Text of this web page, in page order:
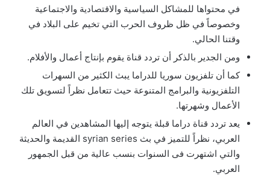
في محتواها للمشاكل السياسية والاقتصادية والاجتماعية
وخصوصاً في ظل ظروف الحرب التي تخيم على البلاد في
وقتنا الحالي.
ومن الجدير بالذكر أن تردد قناة يقوم بإنتاج أعمال والأفلام.
كما أن تلفزيون سوريا للدراما يبث الكثير من السهرات
التلفزيونية والبرامج المتنوعة حيث تتعامل نظراً لتسويق تلك
الأعمال وشهرتها.
يعد تردد قناة دراما قبلة يتوجه إليها المشاهدين في العالم
العربي، نظراً للتميز في بث syrian series القديمة والحديثة
والتي اشتهرت فى السنوات بنسب عالية من قبل الجمهور
العربي.